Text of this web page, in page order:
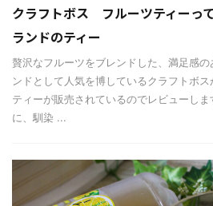
クラフトボス フルーツティーっ
ランドのティー
贅沢なフルーツをブレンドした、満足感
ンドとして人気を博しているクラフトボ
ティーが販売されているのでレビューし
に、馴染 ...